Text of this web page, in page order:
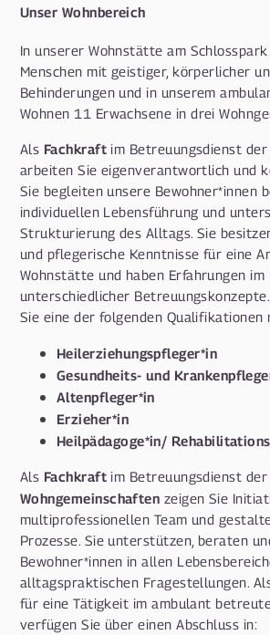
Unser Wohnbereich
In unserer Wohnstätte am
Menschen mit geistiger, körperlicher
Behinderungen und in unserem
Wohnen 11 Erwachsene in drei
Als Fachkraft im Betreuungsdienst der
arbeiten Sie eigenverantwortlich und
Sie begleiten unsere Bewohner*innen
individuellen Lebensführung und
Strukturierung des Alltags. Sie
und pflegerische Kenntnisse für eine
Wohnstätte und haben Erfahrungen im
unterschiedlicher
Sie eine der folgenden Qualifikationen
Heilerziehungspfleger*in
Gesundheits- und
Altenpfleger*in
Erzieher*in
Heilpädagoge*in/
Als Fachkraft im Betreuungsdienst der
Wohngemeinschaften zeigen Sie
multiprofessionellen Team und
Prozesse. Sie unterstützen, beraten
Bewohner*innen in allen
alltagspraktischen Fragestellungen.
für eine Tätigkeit im ambulant
verfügen Sie über einen Abschluss in: